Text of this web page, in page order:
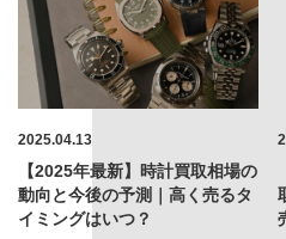
2025.04.13
【2025年最新】時計買取相場の
動向と今後の予測｜高く売るタ
イミングはいつ？